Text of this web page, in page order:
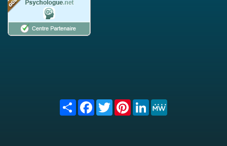
Share FacebookTwitterPinterest
LinkedIn